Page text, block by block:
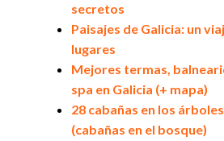
secretos
Paisajes de Galicia: un
lugares
Mejores termas,
spa en Galicia (+ mapa)
28 cabañas en los
(cabañas en el bosque)